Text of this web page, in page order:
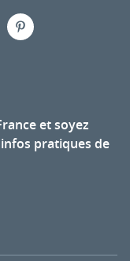
et soyez
pratiques de